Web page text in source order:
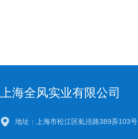
上海全风实业有限公司
地址：上海市松江区虬泾路389弄103号